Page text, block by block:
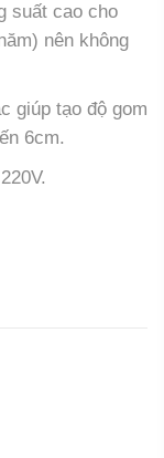
suất cao cho
nên không
giúp tạo độ gom
6cm.